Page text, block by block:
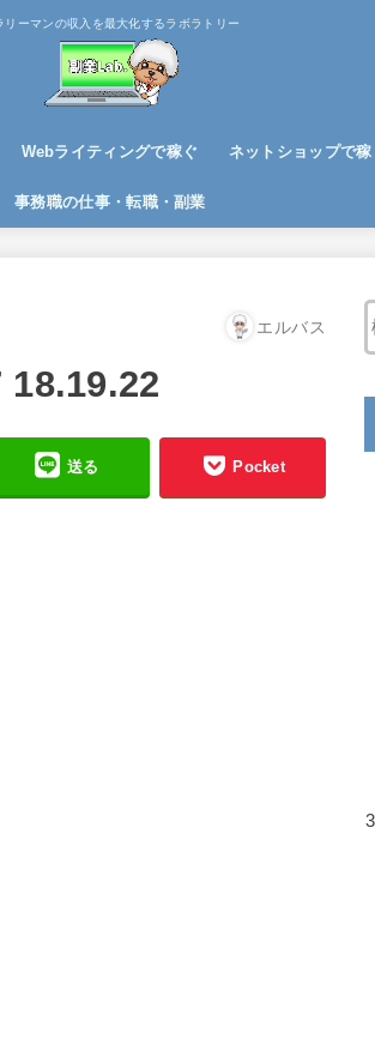
リーマンの収入を最大化するラボラトリー
稼ぐ
Webライティングで稼ぐ ネットショップで稼
事務職の仕事・転職・副業
エルバス
18.19.22
送る Pocket